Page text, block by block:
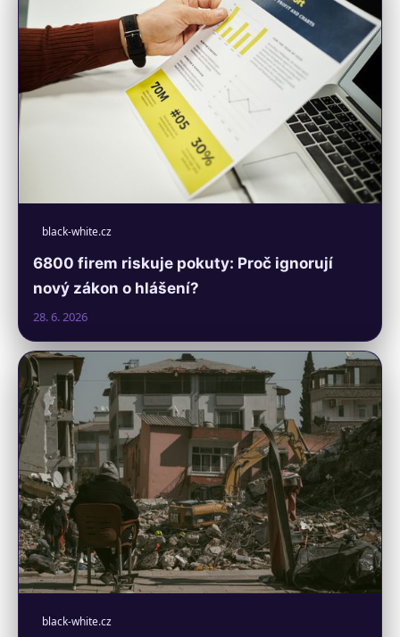
black-white.cz
6800 firem riskuje pokuty: Proč ignorují
nový zákon o hlášení?
28. 6. 2026
black-white.cz